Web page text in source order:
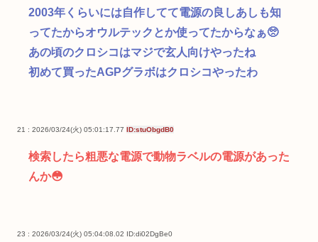
2003年くらいには自作してて電源の良しあしも知
ってたからオウルテックとか使ってたからなぁ🥺
あの頃のクロシコはマジで玄人向けやったね
初めて買ったAGPグラボはクロシコやったわ
21 : 2026/03/24(火) 05:01:17.77 ID:stuObgdB0
検索したら粗悪な電源で動物ラベルの電源があった
んか😳
23 : 2026/03/24(火) 05:04:08.02 ID:di02DgBe0